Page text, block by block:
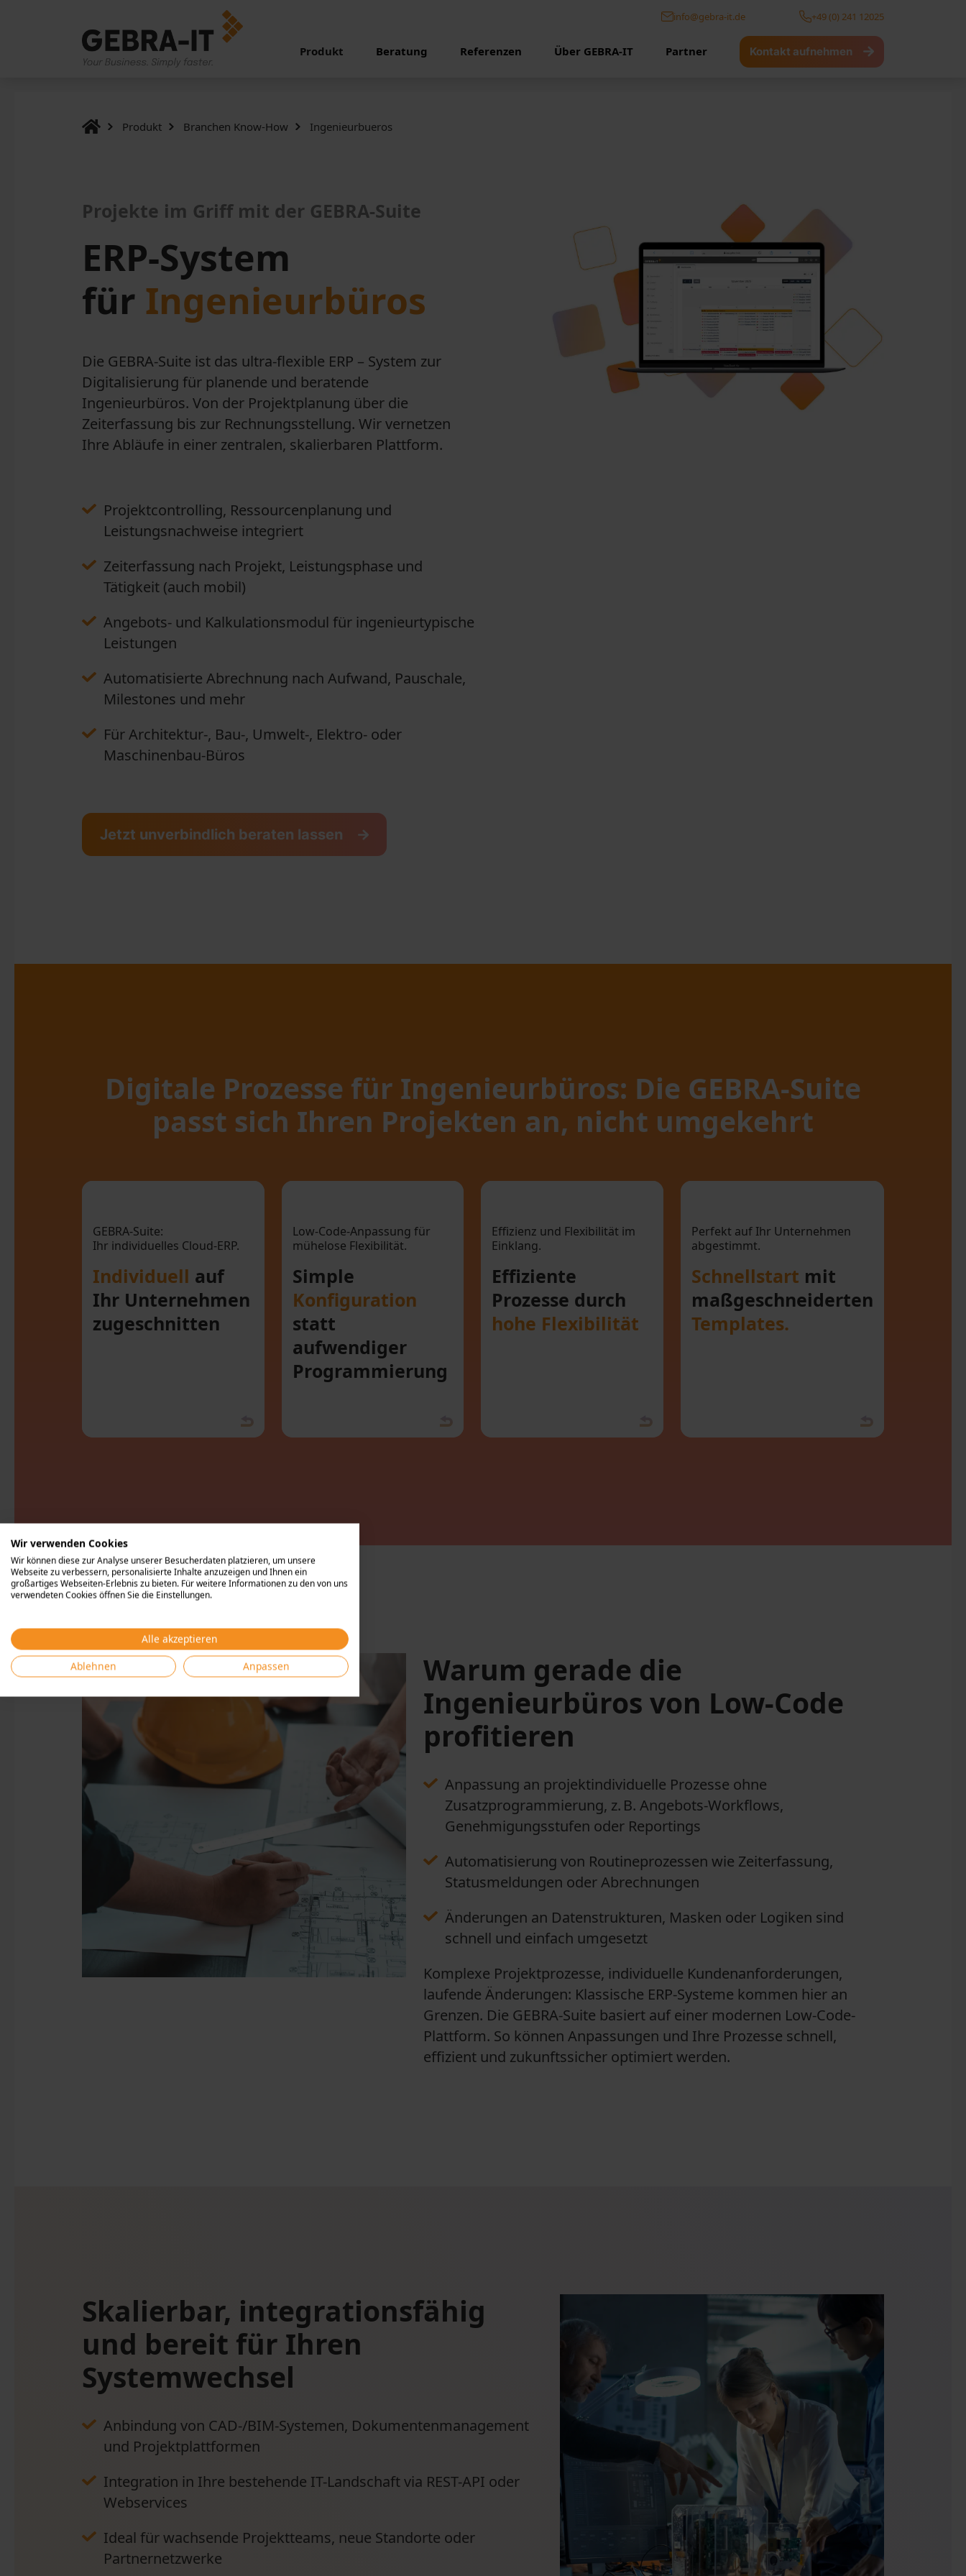
info@gebra-it.de +49 (0) 241 12025
Produkt Beratung Referenzen Über GEBRA-IT Partner Kontakt aufnehmen
Produkt Branchen Know-How Ingenieurbueros
Projekte im Griff mit der GEBRA-Suite
ERP-System
für Ingenieurbüros
Die GEBRA-Suite ist das ultra-flexible ERP – System zur
Digitalisierung für planende und beratende
Ingenieurbüros. Von der Projektplanung über die
Zeiterfassung bis zur Rechnungsstellung. Wir vernetzen
Ihre Abläufe in einer zentralen, skalierbaren Plattform.
Projektcontrolling, Ressourcenplanung und
Leistungsnachweise integriert
Zeiterfassung nach Projekt, Leistungsphase und
Tätigkeit (auch mobil)
Angebots- und Kalkulationsmodul für ingenieurtypische
Leistungen
Automatisierte Abrechnung nach Aufwand, Pauschale,
Milestones und mehr
Für Architektur-, Bau-, Umwelt-, Elektro- oder
Maschinenbau-Büros
Jetzt unverbindlich beraten lassen
Digitale Prozesse für Ingenieurbüros: Die GEBRA-Suite
passt sich Ihren Projekten an, nicht umgekehrt
GEBRA-Suite:
Ihr individuelles Cloud-ERP.
Individuell auf
Ihr Unternehmen
zugeschnitten
Unternehmen
zugeschnitten
Low-Code-Anpassung für
mühelose Flexibilität.
Simple
Konfiguration
statt
aufwendiger
Programmierung
Konfiguration statt
aufwendiger
Programmierung
Effizienz und Flexibilität im
Einklang.
Effiziente
Prozesse durch
hohe Flexibilität
durch hohe
Perfekt auf Ihr Unternehmen
abgestimmt.
Schnellstart mit
maßgeschneiderten
Templates.
maßgeschneiderten
Warum gerade die
Ingenieurbüros von Low-Code
profitieren
Anpassung an projektindividuelle Prozesse ohne
Zusatzprogrammierung, z. B. Angebots-Workflows,
Genehmigungsstufen oder Reportings
Automatisierung von Routineprozessen wie Zeiterfassung,
Statusmeldungen oder Abrechnungen
Änderungen an Datenstrukturen, Masken oder Logiken sind
schnell und einfach umgesetzt
Komplexe Projektprozesse, individuelle Kundenanforderungen,
laufende Änderungen: Klassische ERP-Systeme kommen hier an
Grenzen. Die GEBRA-Suite basiert auf einer modernen Low-Code-
Plattform. So können Anpassungen und Ihre Prozesse schnell,
effizient und zukunftssicher optimiert werden.
Skalierbar, integrationsfähig
und bereit für Ihren
Systemwechsel
Anbindung von CAD-/BIM-Systemen, Dokumentenmanagement
und Projektplattformen
Integration in Ihre bestehende IT-Landschaft via REST-API oder
Webservices
Ideal für wachsende Projektteams, neue Standorte oder
Partnernetzwerke
Wir verwenden Cookies
Wir können diese zur Analyse unserer Besucherdaten platzieren, um unsere
Webseite zu verbessern, personalisierte Inhalte anzuzeigen und Ihnen ein
großartiges Webseiten-Erlebnis zu bieten. Für weitere Informationen zu den von uns
verwendeten Cookies öffnen Sie die Einstellungen.
Alle akzeptieren
Ablehnen
Anpassen